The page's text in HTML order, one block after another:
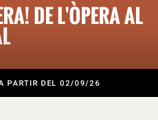
DE L'ÒPERA AL
PARTIR DEL 02/09/26